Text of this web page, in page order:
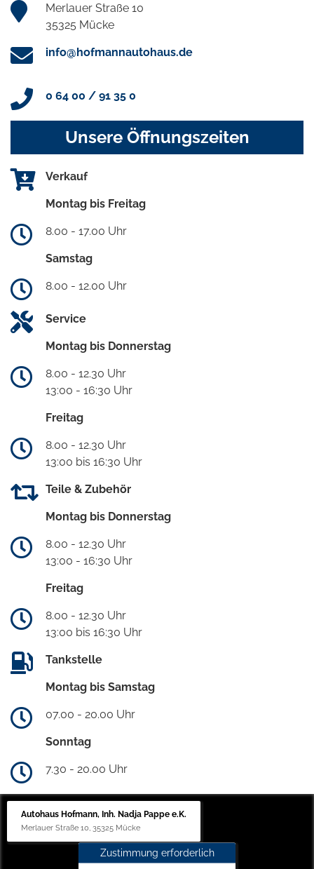
Merlauer Straße 10
35325 Mücke
info@hofmannautohaus.de
0 64 00 / 91 35 0
Unsere Öffnungszeiten
Verkauf
Montag bis Freitag
8.00 - 17.00 Uhr
Samstag
8.00 - 12.00 Uhr
Service
Montag bis Donnerstag
8.00 - 12.30 Uhr
13:00 - 16:30 Uhr
Freitag
8.00 - 12.30 Uhr
13:00 bis 16:30 Uhr
Teile & Zubehör
Montag bis Donnerstag
8.00 - 12.30 Uhr
13:00 - 16:30 Uhr
Freitag
8.00 - 12.30 Uhr
13:00 bis 16:30 Uhr
Tankstelle
Montag bis Samstag
07.00 - 20.00 Uhr
Sonntag
7.30 - 20.00 Uhr
Autohaus Hofmann, Inh. Nadja Pappe e.K.
Merlauer Straße 10, 35325 Mücke
Zustimmung erforderlich